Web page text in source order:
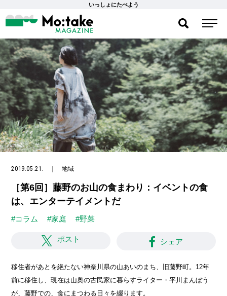
いっしょにたべよう
2019.05.21. ｜地域
［第6回］藤野のお山の食まわり：イベントの食
は、エンターテイメントだ
#コラム #家庭 #野菜
ポスト シェア
移住者があとを絶たない神奈川県の山あいのまち、旧藤野町。12年
前に移住し、現在は山奥の古民家に暮らすライター・平川まんぼう
が、藤野での、食にまつわる日々を綴ります。